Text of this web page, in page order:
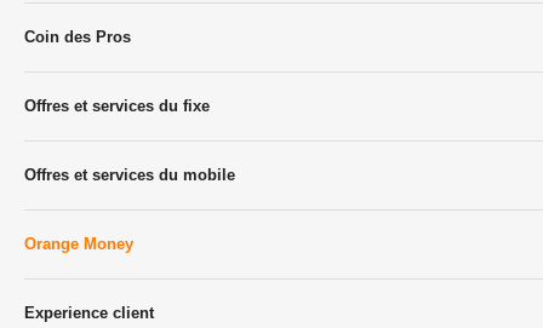
Coin des Pros
Offres et services du fixe
Offres et services du mobile
Orange Money
Experience client